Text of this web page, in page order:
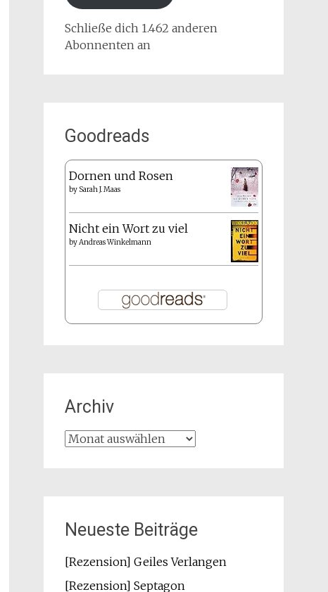
Schließe dich 1.462 anderen
Abonnenten an
Goodreads
Dornen und Rosen
by Sarah J. Maas
Nicht ein Wort zu viel
byAndreas Winkelmann
Archiv
Archiv
Neueste Beiträge
[Rezension] Geiles Verlangen
[Rezension] Septagon